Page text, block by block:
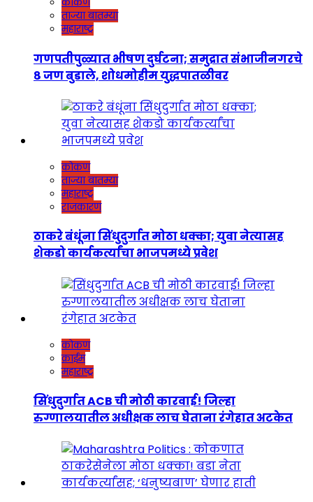
कोकण
ताज्या बातम्या
महाराष्ट्र
गणपतीपुळ्यात भीषण दुर्घटना; समुद्रात संभाजीनगरचे
८ जण बुडाले, शोधमोहीम युद्धपातळीवर
कोकण
ताज्या बातम्या
महाराष्ट्र
राजकारण
ठाकरे बंधूंना सिंधुदुर्गात मोठा धक्का; युवा नेत्यासह
शेकडो कार्यकर्त्यांचा भाजपमध्ये प्रवेश
कोकण
क्राईम
महाराष्ट्र
सिंधुदुर्गात ACB ची मोठी कारवाई! जिल्हा
रुग्णालयातील अधीक्षक लाच घेताना रंगेहात अटकेत